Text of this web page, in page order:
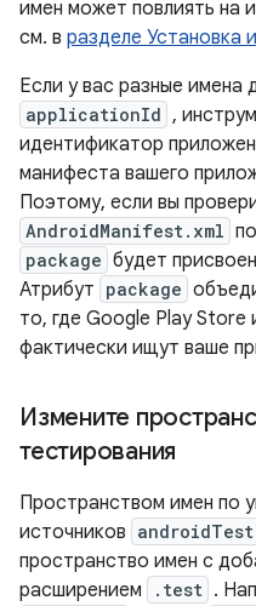
имен может повлиять на
см. в разделе Установка
Если у вас разные имена
applicationId ,
идентификатор
манифеста вашего
Поэтому, если вы
AndroidManifest.xml
package будет
Атрибут package
то, где Google Play Store
фактически ищут ваше
Измените
тестирования
Пространством имен по
источников androidTest
пространство имен с
расширением
.test .